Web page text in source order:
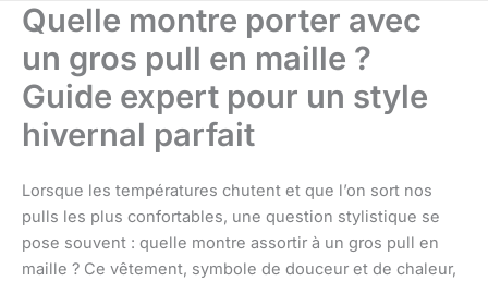
Quelle montre porter avec
un gros pull en maille ?
Guide expert pour un style
hivernal parfait
Lorsque les températures chutent et que l’on sort nos
pulls les plus confortables, une question stylistique se
pose souvent : quelle montre assortir à un gros pull en
maille ? Ce vêtement, symbole de douceur et de chaleur,